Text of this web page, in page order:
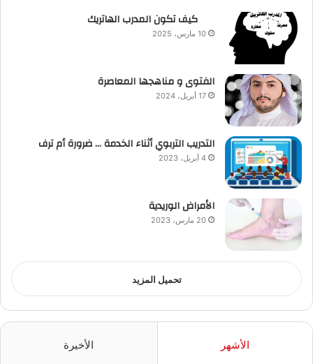
كيف تكون المدرب الهاتريك
10 مارس، 2025
الفتوى و مناهجها المعاصرة
17 أبريل، 2024
التدريب التربوي أثناء الخدمة … ضرورة أم ترف
4 أبريل، 2023
الأمراض الوريدية
20 مارس، 2023
تحميل المزيد
الأشهر الأخيرة